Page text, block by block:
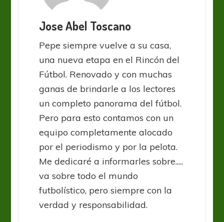
Jose Abel Toscano
Pepe siempre vuelve a su casa,
una nueva etapa en el Rincón del
Fútbol. Renovado y con muchas
ganas de brindarle a los lectores
un completo panorama del fútbol.
Pero para esto contamos con un
equipo completamente alocado
por el periodismo y por la pelota.
Me dedicaré a informarles sobre.....
va sobre todo el mundo
futbolístico, pero siempre con la
verdad y responsabilidad.